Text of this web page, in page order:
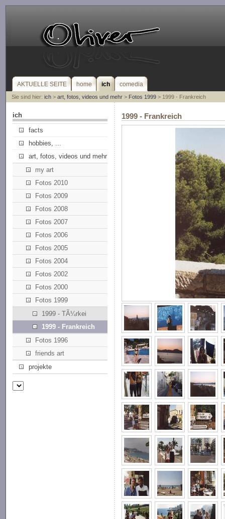
AKTUELLE SEITE home ich comedia
Sie sind hier: ich> art, fotos, videos und mehr> Fotos 1999> 1999 - Frankreich
ich
facts
hobbies, ...
art, fotos, videos und mehr
my art
Fotos 2010
Fotos 2009
Fotos 2008
Fotos 2007
Fotos 2006
Fotos 2005
Fotos 2004
Fotos 2002
Fotos 2000
Fotos 1999
1999 - TÃ¼rkei
1999 - Frankreich
Fotos 1996
friends art
projekte
1999 - Frankreich